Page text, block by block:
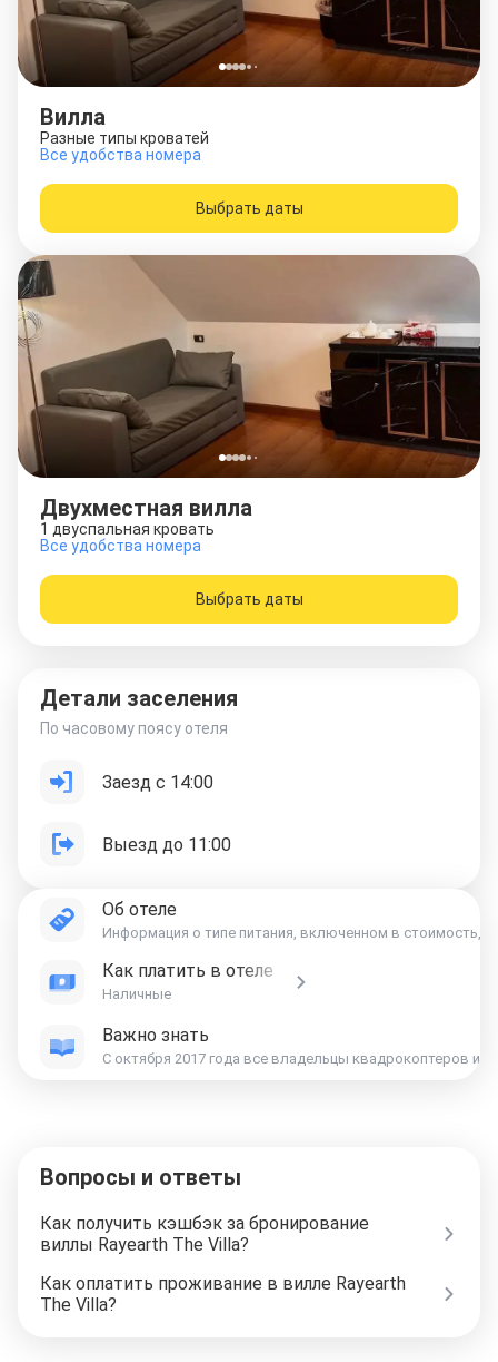
Вилла
Разные типы кроватей
Все удобства номера
Выбрать даты
Двухместная вилла
1 двуспальная кровать
Все удобства номера
Выбрать даты
Детали заселения
По часовому поясу отеля
Заезд с 14:00
Выезд до 11:00
Об отеле
Информация о типе питания, включенном в стоимость,
Как платить в отеле
Наличные
Важно знать
Вопросы и ответы
Как получить кэшбэк за бронирование
виллы Rayearth The Villa?
Как оплатить проживание в вилле Rayearth
The Villa?